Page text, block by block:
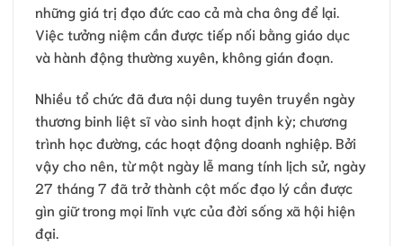
những giá trị đạo đức cao cả mà cha ông để lại.
Việc tưởng niệm cần được tiếp nối bằng giáo dục
và hành động thường xuyên, không gián đoạn.
Nhiều tổ chức đã đưa nội dung tuyên truyền ngày
thương binh liệt sĩ vào sinh hoạt định kỳ; chương
trình học đường, các hoạt động doanh nghiệp. Bởi
vậy cho nên, từ một ngày lễ mang tính lịch sử, ngày
27 tháng 7 đã trở thành cột mốc đạo lý cần được
gìn giữ trong mọi lĩnh vực của đời sống xã hội hiện
đại.